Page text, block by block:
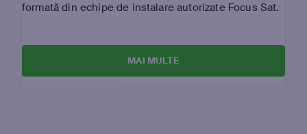
formată din echipe de instalare autorizate Focus Sat.
MAI MULTE